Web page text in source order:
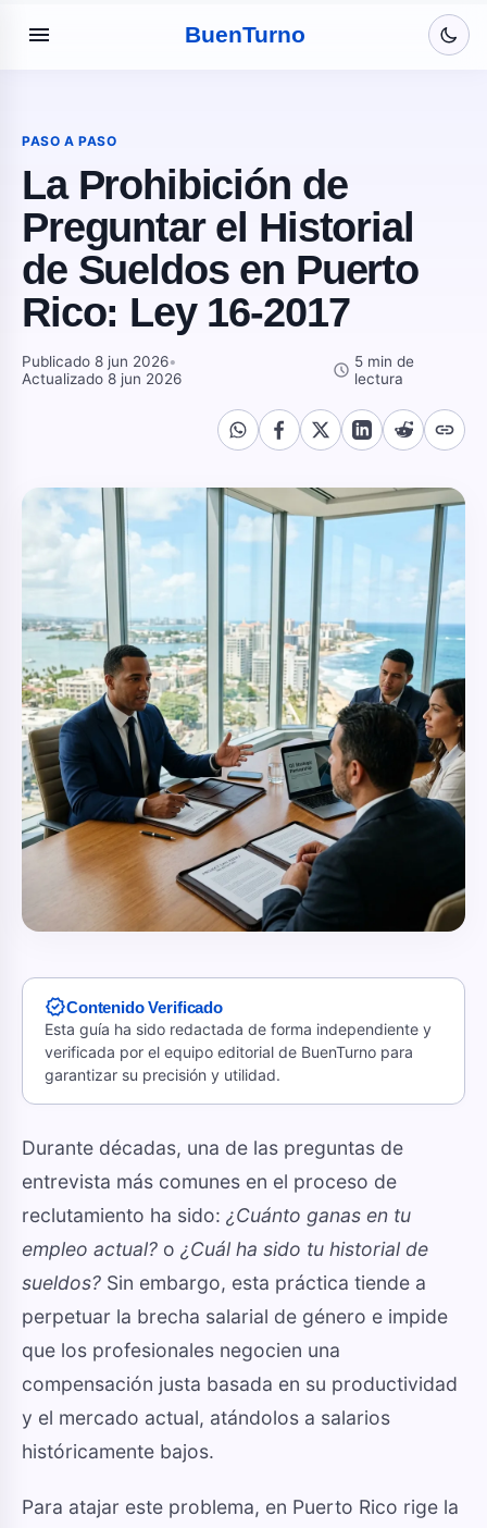
menu BuenTurno
PASO A PASO
La Prohibición de
Preguntar el Historial
de Sueldos en Puerto
Rico: Ley 16-2017
Publicado 8 jun 2026•
Actualizado 8 jun 2026
schedule 5 min de
lectura
link
verifiedContenido Verificado
Esta guía ha sido redactada de forma independiente y
verificada por el equipo editorial de BuenTurno para
garantizar su precisión y utilidad.
Durante décadas, una de las preguntas de
entrevista más comunes en el proceso de
reclutamiento ha sido: ¿Cuánto ganas en tu
empleo actual? o ¿Cuál ha sido tu historial de
sueldos? Sin embargo, esta práctica tiende a
perpetuar la brecha salarial de género e impide
que los profesionales negocien una
compensación justa basada en su productividad
y el mercado actual, atándolos a salarios
históricamente bajos.
Para atajar este problema, en Puerto Rico rige la